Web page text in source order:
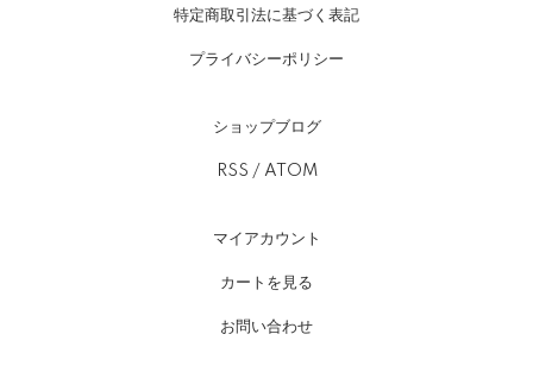
特定商取引法に基づく表記
プライバシーポリシー
ショップブログ
RSS / ATOM
マイアカウント
カートを見る
お問い合わせ